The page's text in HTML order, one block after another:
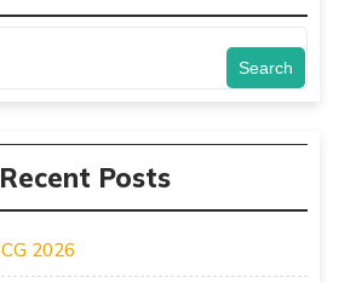
Search
Recent Posts
2026